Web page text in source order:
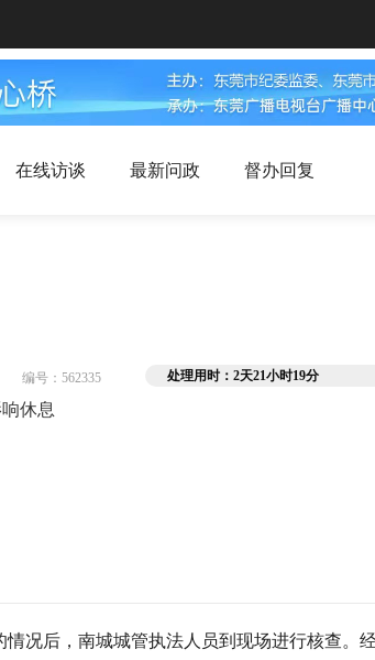
在线访谈 最新问政 督办回复
编号：562335 处理用时：2天21小时19分
休息
况后，南城城管执法人员到现场进行核查。